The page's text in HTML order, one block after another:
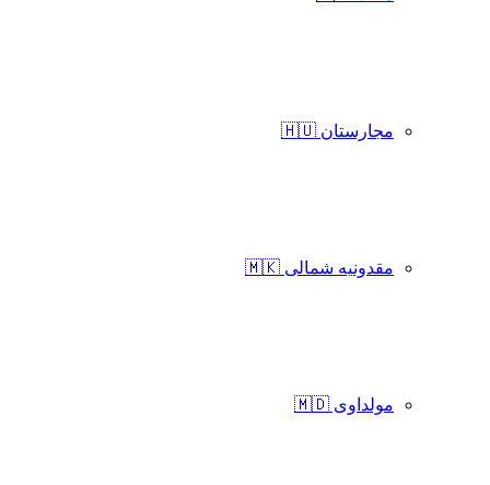
مجارستان 🇭🇺
مقدونیه شمالی 🇲🇰
مولداوی 🇲🇩